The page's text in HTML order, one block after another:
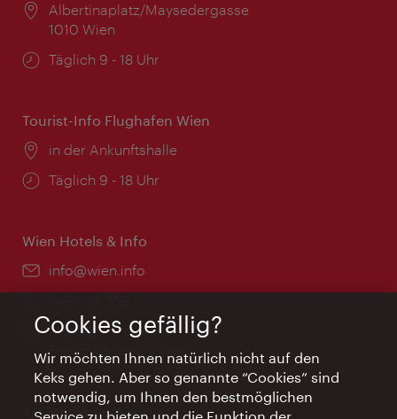
Ort:
Albertinaplatz/Maysedergasse
1010 Wien
Öffnungszeiten:
Täglich 9 - 18 Uhr
Tourist-Info Flughafen Wien
Ort:
in der Ankunftshalle
Öffnungszeiten:
Täglich 9 - 18 Uhr
Wien Hotels & Info
Email:
info@wien.info
Öffnungszeiten:
Montag - Freitag 9 – 17 Uhr
Feiertags geschlossen
AI Concierge Wien
Cookies gefällig?
Wir möchten Ihnen natürlich nicht auf den
Keks gehen. Aber so genannte “Cookies” sind
notwendig, um Ihnen den bestmöglichen